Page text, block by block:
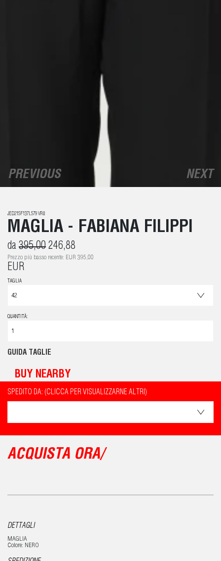
PREVIOUS NEXT
JED215F137L579 VR8
MAGLIA - FABIANA FILIPPI
da 395,00 246,88
Prezzo più basso recente: EUR 395,00
EUR
TAGLIA
QUANTITÀ:
GUIDA TAGLIE
BUY NEARBY
SPEDITO DA: (CLICCA PER VISUALIZZARNE ALTRI)
ACQUISTA ORA/
DETTAGLI
MAGLIA
Colore: NERO